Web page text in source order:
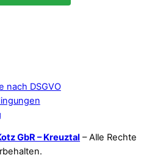
nach DSGVO
GbR – Kreuztal – Alle Rechte